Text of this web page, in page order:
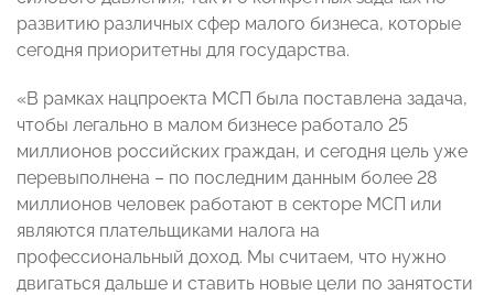
развитию различных сфер малого бизнеса, которые
сегодня приоритетны для государства.
«В рамках нацпроекта МСП была поставлена задача,
чтобы легально в малом бизнесе работало 25
миллионов российских граждан, и сегодня цель уже
перевыполнена – по последним данным более 28
миллионов человек работают в секторе МСП или
являются плательщиками налога на
профессиональный доход. Мы считаем, что нужно
двигаться дальше и ставить новые цели по занятости